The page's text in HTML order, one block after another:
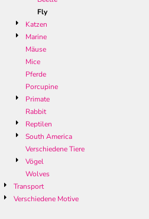
Fly
Katzen
Marine
Mäuse
Mice
Pferde
Porcupine
Primate
Rabbit
Reptilen
South America
Verschiedene Tiere
Vögel
Wolves
Transport
Verschiedene Motive